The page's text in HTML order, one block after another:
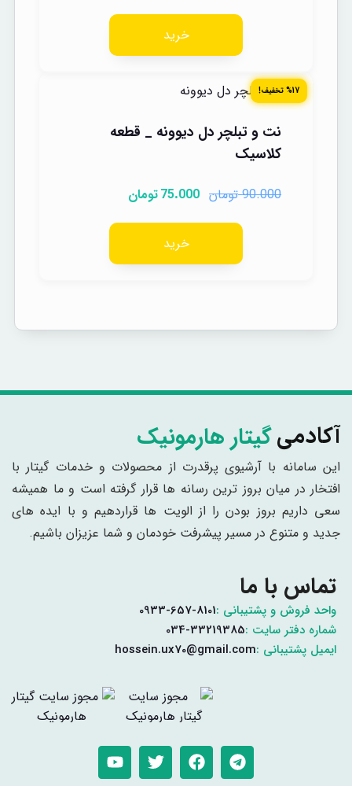
خرید
%17 تخفیف!
نت و تبلچر دل دیوونه _ قطعه
کلاسیک
90.000 تومان 75.000تومان
خرید
آکادمیگیتار هارمونیک
این سامانه با آرشیوی پرقدرت از محصولات و خدمات گیتار با
افتخار در میان بروز ترین رسانه ها قرار گرفته است و ما همیشه
سعی داریم بروز بودن را از الویت ها قراردهیم و با ایده های
جدید و متنوع در مسیر پیشرفت خودمان و شما عزیزان باشیم.
تماس با ما
واحد فروش و پشتیبانی :0933-657-8101
شماره دفتر سایت :034-33219385
ایمیل پشتیبانی :hossein.ux70@gmail.com